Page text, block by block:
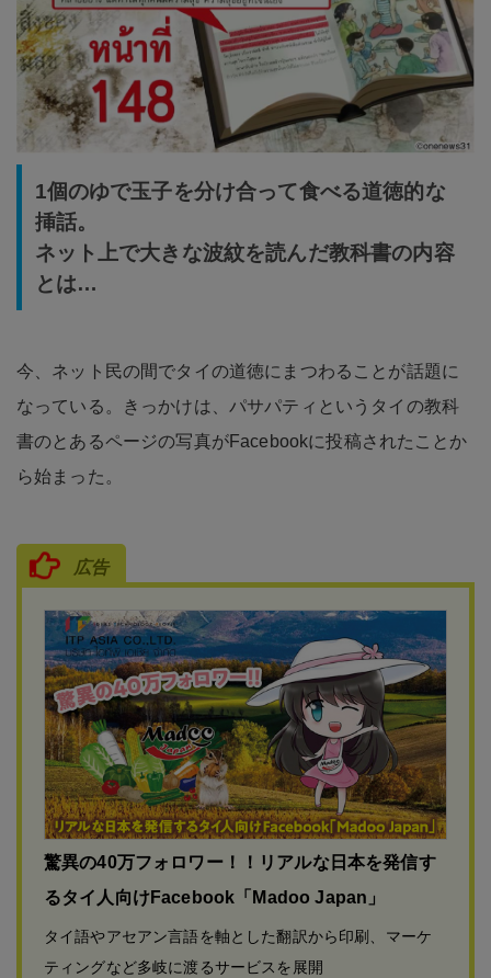
1個のゆで玉子を分け合って食べる道徳的な
挿話。
ネット上で大きな波紋を読んだ教科書の内容
とは…
今、ネット民の間でタイの道徳にまつわることが話題に
なっている。きっかけは、パサパティというタイの教科
書のとあるページの写真がFacebookに投稿されたことか
ら始まった。
広告
驚異の40万フォロワー！！リアルな日本を発信す
るタイ人向けFacebook「Madoo Japan」
タイ語やアセアン言語を軸とした翻訳から印刷、マーケ
ティングなど多岐に渡るサービスを展開